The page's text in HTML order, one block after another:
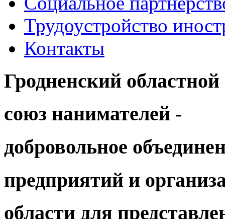
Трудоустройство
Контакты
Гродненский областной
союз нанимателей -
добровольное
предприятий и
области для